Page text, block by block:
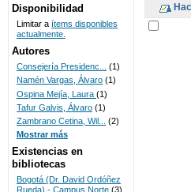
BIBLIOTECAS
UNICOC
Disponibilidad
Limitar a ítems disponibles
actualmente.
Autores
Consejería Presidenc...
(1)
Namén Vargas, Álvaro (1)
Ospina Mejía, Laura (1)
Tafur Galvis, Álvaro (1)
Zambrano Cetina, Wil...
(2)
Mostrar más
Existencias en
bibliotecas
Bogotá (Dr. David Ordóñez
Rueda) - Campus Norte (3)